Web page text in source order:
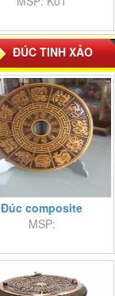
ĐÚC TINH XẢO
Đúc composite
MSP: